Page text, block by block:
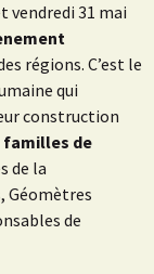
vendredi 31 mai
régions. C’est le
qui
construction
familles de
de la
Géomètres
de